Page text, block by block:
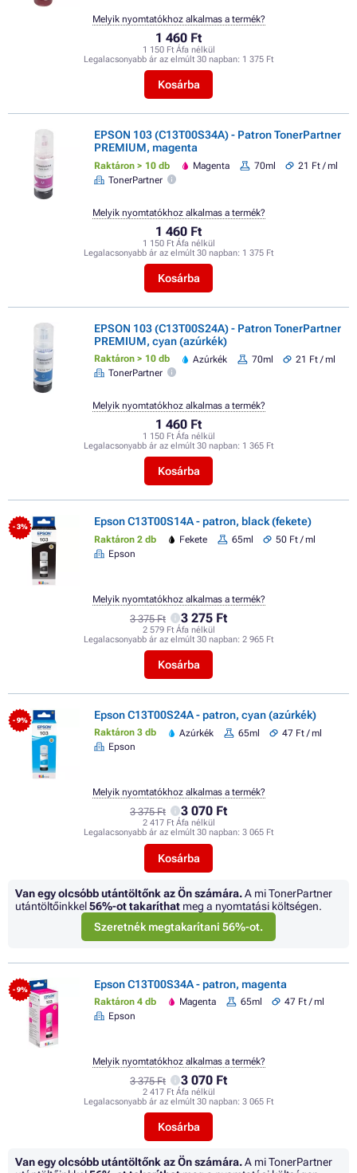
1 460 Ft
1 150 Ft Áfa nélkül
Legalacsonyabb ár az elmúlt 30 napban: 1 375 Ft
Kosárba
Melyik nyomtatókhoz alkalmas a termék?
EPSON 103 (C13T00S34A) - Patron TonerPartner
PREMIUM, magenta
Raktáron > 10 db Magenta 70ml
21 Ft / ml
TonerPartner
1 460 Ft
1 150 Ft Áfa nélkül
Legalacsonyabb ár az elmúlt 30 napban: 1 375 Ft
Kosárba
Melyik nyomtatókhoz alkalmas a termék?
EPSON 103 (C13T00S24A) - Patron TonerPartner
PREMIUM, cyan (azúrkék)
Raktáron > 10 db Azúrkék 70ml
21 Ft / ml
TonerPartner
1 460 Ft
1 150 Ft Áfa nélkül
Legalacsonyabb ár az elmúlt 30 napban: 1 365 Ft
Kosárba
Melyik nyomtatókhoz alkalmas a termék?
- 3% Epson C13T00S14A - patron, black (fekete)
Raktáron 2 db Fekete 65ml
50 Ft / ml
Epson
3 375 Ft 3 275 Ft
2 579 Ft Áfa nélkül
Legalacsonyabb ár az elmúlt 30 napban: 2 965 Ft
Kosárba
Melyik nyomtatókhoz alkalmas a termék?
- 9% Epson C13T00S24A - patron, cyan (azúrkék)
Raktáron 3 db Azúrkék 65ml
47 Ft / ml
Epson
3 375 Ft 3 070 Ft
2 417 Ft Áfa nélkül
Legalacsonyabb ár az elmúlt 30 napban: 3 065 Ft
Kosárba
Melyik nyomtatókhoz alkalmas a termék?
Van egy olcsóbb utántöltőnk az Ön számára.A mi TonerPartner
utántöltőinkkel56%-ot takaríthat meg a nyomtatási költségen.
Szeretnék megtakarítani 56%-ot.
- 9% Epson C13T00S34A - patron, magenta
Raktáron 4 db Magenta 65ml
47 Ft / ml
Epson
3 375 Ft 3 070 Ft
2 417 Ft Áfa nélkül
Legalacsonyabb ár az elmúlt 30 napban: 3 065 Ft
Kosárba
Melyik nyomtatókhoz alkalmas a termék?
Van egy olcsóbb utántöltőnk az Ön számára.A mi TonerPartner